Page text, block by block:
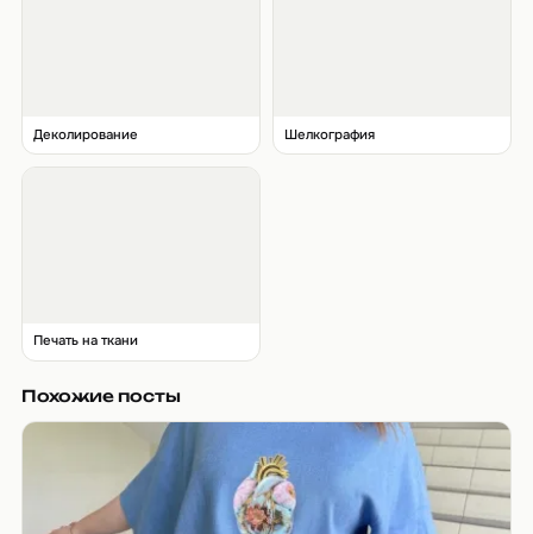
Деколирование Шелкография
Печать на ткани
Похожие посты